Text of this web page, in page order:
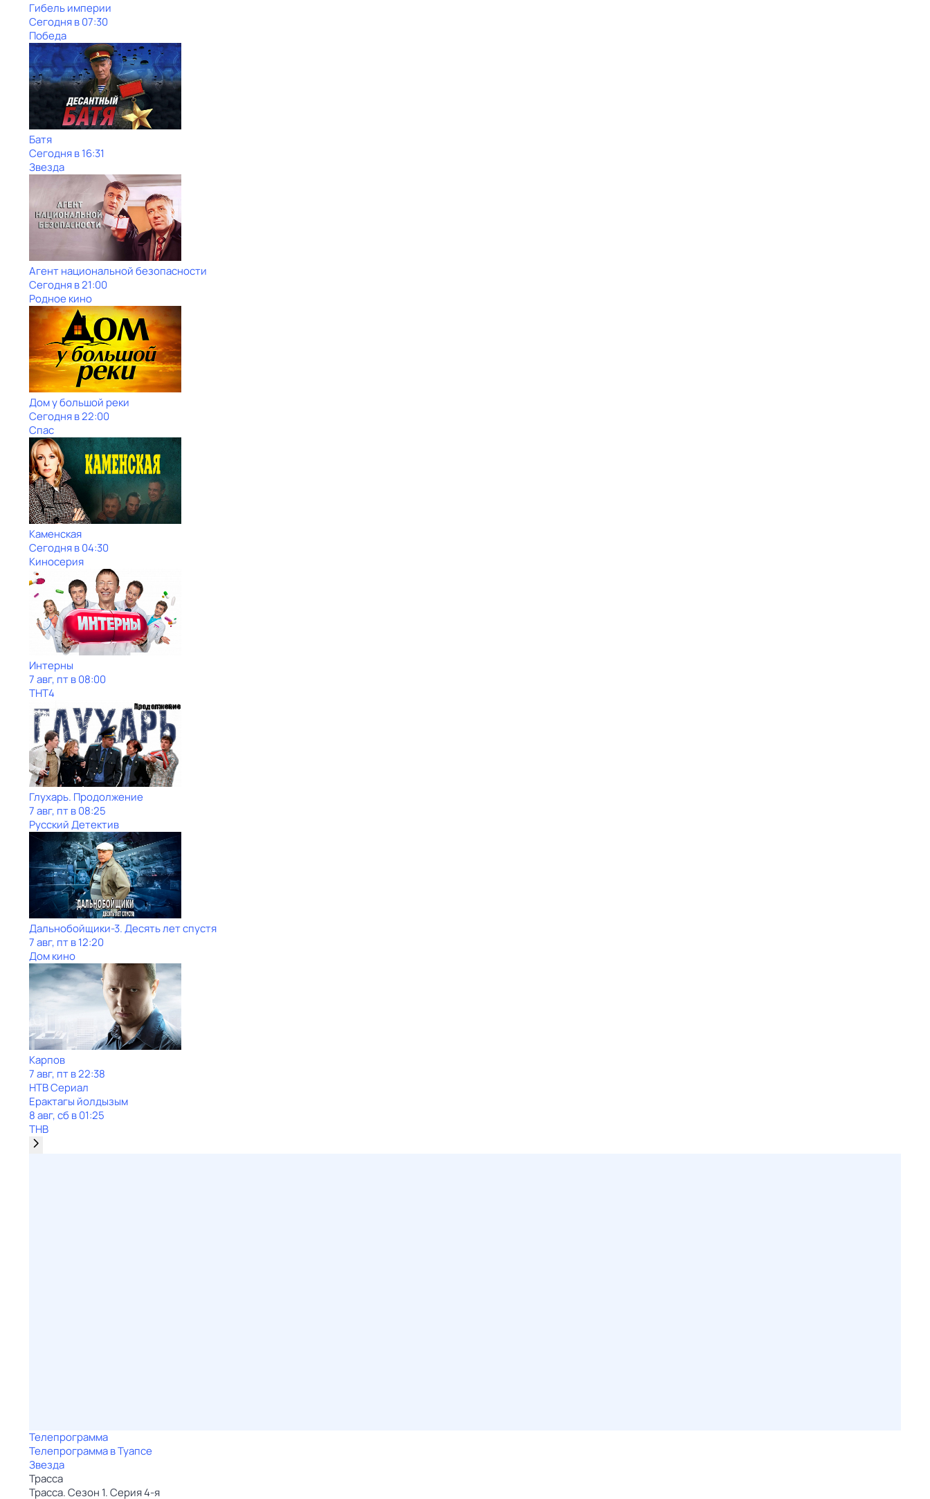
Гибель империи
Сегодня в 07:30
Победа
Батя
Сегодня в 16:31
Звезда
Агент национальной безопасности
Сегодня в 21:00
Родное кино
Дом у большой реки
Сегодня в 22:00
Спас
Каменская
Сегодня в 04:30
Киносерия
Интерны
7 авг, пт в 08:00
ТНТ4
Глухарь. Продолжение
7 авг, пт в 08:25
Русский Детектив
Дальнобойщики-3. Десять лет спустя
7 авг, пт в 12:20
Дом кино
Карпов
7 авг, пт в 22:38
НТВ Сериал
Ерактагы йолдызым
8 авг, сб в 01:25
ТНВ
Телепрограмма
Телепрограмма в Туапсе
Звезда
Трасса
Трасса. Сезон 1. Серия 4-я